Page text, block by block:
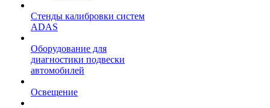
Стенды калибровки систем
ADAS
Оборудование для
диагностики подвески
автомобилей
Освещение